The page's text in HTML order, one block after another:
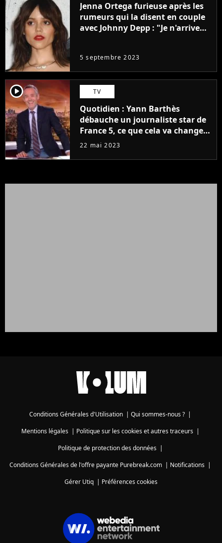
Jenna Ortega furieuse après les
rumeurs qui la disent en couple
avec Johnny Depp : "Je n'arrive
5 septembre 2023
player2 TV
Quotidien : Yann Barthès
débauche un journaliste star de
France 5, ce que cela va changer
à la rentrée
22 mai 2023
Conditions Générales d'Utilisation | Qui sommes-nous ? |
Mentions légales| Politique sur les cookies et autres traceurs|
Politique de protection des données|
Conditions Générales de l'offre payante Purebreak.com | Notifications |
Gérer Utiq | Préférences cookies